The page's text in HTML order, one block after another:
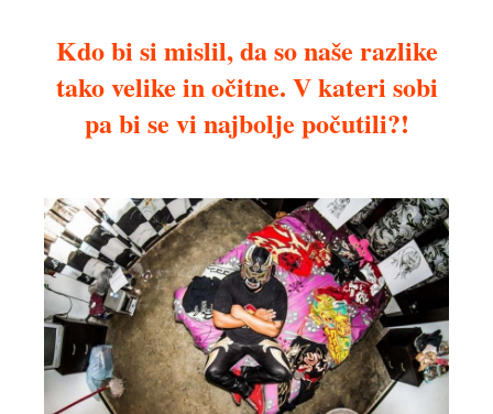
Kdo bi si mislil, da so naše razlike
tako velike in očitne. V kateri sobi
pa bi se vi najbolje počutili?!